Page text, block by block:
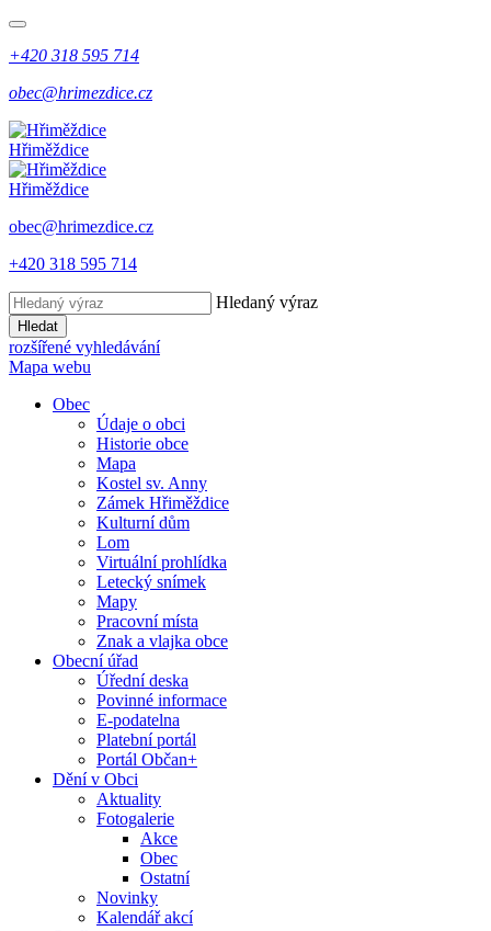
+420 318 595 714
obec@hrimezdice.cz
Hřiměždice
Hřiměždice
obec@hrimezdice.cz
+420 318 595 714
Hledaný výraz
Hledat
rozšířené vyhledávání
Mapa webu
Obec
Údaje o obci
Historie obce
Mapa
Kostel sv. Anny
Zámek Hřiměždice
Kulturní dům
Lom
Virtuální prohlídka
Letecký snímek
Mapy
Pracovní místa
Znak a vlajka obce
Obecní úřad
Úřední deska
Povinné informace
E-podatelna
Platební portál
Portál Občan+
Dění v Obci
Aktuality
Fotogalerie
Akce
Obec
Ostatní
Novinky
Kalendář akcí